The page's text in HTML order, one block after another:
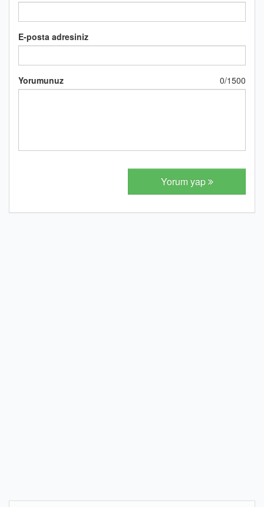
E-posta adresiniz
Yorumunuz 0/1500
Yorum yap